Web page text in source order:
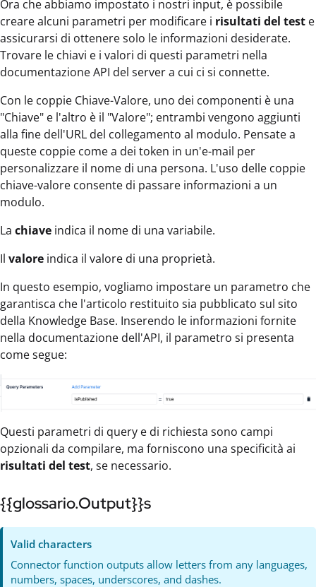
Ora che abbiamo impostato i nostri input, è possibile
creare alcuni parametri per modificare i risultati del test e
assicurarsi di ottenere solo le informazioni desiderate.
Trovare le chiavi e i valori di questi parametri nella
documentazione API del server a cui ci si connette.
Con le coppie Chiave-Valore, uno dei componenti è una
"Chiave" e l'altro è il "Valore"; entrambi vengono aggiunti
alla fine dell'URL del collegamento al modulo. Pensate a
queste coppie come a dei token in un'e-mail per
personalizzare il nome di una persona. L'uso delle coppie
chiave-valore consente di passare informazioni a un
modulo.
La chiave indica il nome di una variabile.
Il valore indica il valore di una proprietà.
In questo esempio, vogliamo impostare un parametro che
garantisca che l'articolo restituito sia pubblicato sul sito
della Knowledge Base. Inserendo le informazioni fornite
nella documentazione dell'API, il parametro si presenta
come segue:
Questi parametri di query e di richiesta sono campi
opzionali da compilare, ma forniscono una specificità ai
risultati del test, se necessario.
{{glossario.Output}}s
Valid characters
Connector function outputs allow letters from any languages,
numbers, spaces, underscores, and dashes.